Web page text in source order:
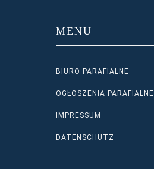
MENU
BIURO PARAFIALNE
OGŁOSZENIA PARAFIALNE
IMPRESSUM
DATENSCHUTZ